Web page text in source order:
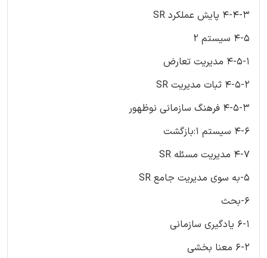
4-4-3 پایش عملکرد SR
4-5 سیستم 2
4-5-1 مدیریت تعارض
4-5-2 ثبات مدیریت SR
4-5-3 فرهنگ سازمانی نوظهور
4-6 سیستم 1:بازگشت
4-7 مدیریت مسئله SR
5-به سوی مدیریت جامع SR
6-بحث
6-1 یادگیری سازمانی
6-2 معنا بخشی